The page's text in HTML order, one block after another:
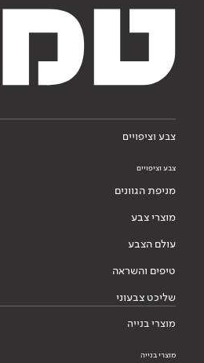
צבע וציפויים
צבע וציפויים
מניפת הגוונים
מוצרי צבע
עולם הצבע
טיפים והשראה
שליכט צבעוני
מוצרי בנייה
מוצרי בנייה